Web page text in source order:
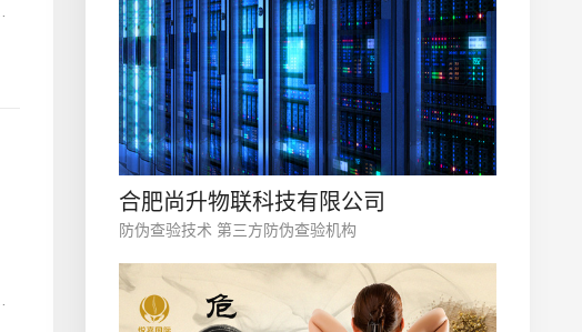
合肥尚升物联科技有限公司
防伪查验技术 第三方防伪查验机构
微信号